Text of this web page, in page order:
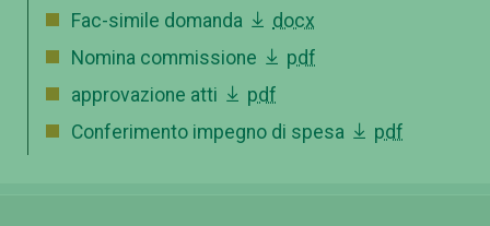
Fac-simile domanda
docx
Nomina commissione
pdf
approvazione atti
pdf
Conferimento impegno di spesa
pdf